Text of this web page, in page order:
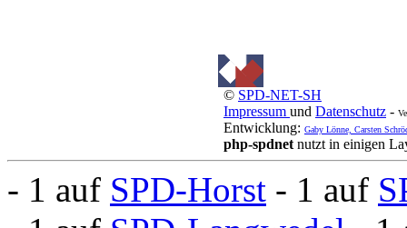
© SPD-NET-SH
Impressum und Datenschutz -
Entwicklung: Gaby Lönne, Carsten
php-spdnet nutzt in einigen
- 1 auf SPD-Horst - 1 auf